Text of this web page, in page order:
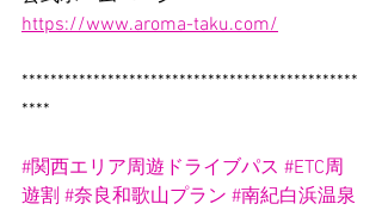
https://www.aroma-taku.com/
***********************************************
****
#関西エリア周遊ドライブパス #ETC周
遊割 #奈良和歌山プラン #南紀白浜温泉